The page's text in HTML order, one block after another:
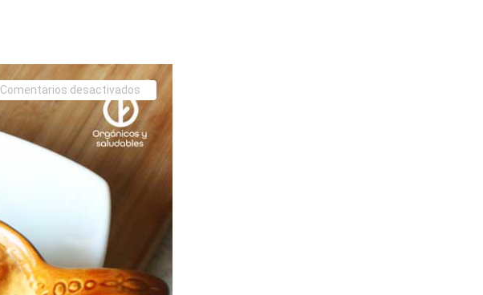
Comentarios desactivados
Paté
pimiento